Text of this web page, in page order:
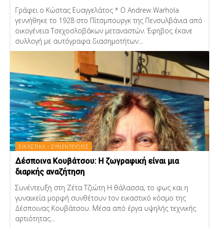
Γράφει ο Κώστας Ευαγγελάτος * Ο Andrew Warhola
γεννήθηκε το 1928 στο Πίτσμπουργκ της Πενσυλβάνια από
οικογένεια Τσεχοσλοβάκων μεταναστών. Έφηβος έκανε
συλλογή με αυτόγραφα διασημοτήτων...
ΕΙΚΑΣΤΙΚΑ - ΣΥΝΕΝΤΕΥΞΕΙΣ
Δέσποινα Κουβάτσου: Η ζωγραφική είναι μια
διαρκής αναζήτηση
Συνέντευξη στη Ζέτα Τζιώτη Η θάλασσα, το φως και η
γυναικεία μορφή συνθέτουν τον εικαστικό κόσμο της
Δέσποινας Κουβάτσου. Μέσα από έργα υψηλής τεχνικής
αρτιότητας...